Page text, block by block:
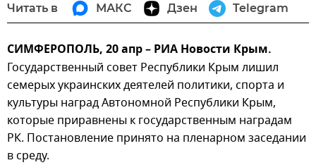
Читать в МАКС Дзен Telegram
СИМФЕРОПОЛЬ, 20 апр – РИА Новости Крым.
Государственный совет Республики Крым лишил
семерых украинских деятелей политики, спорта и
культуры наград Автономной Республики Крым,
которые приравнены к государственным наградам
РК. Постановление принято на пленарном заседании
в среду.